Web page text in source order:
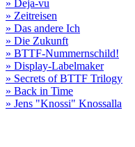
» Deja-vu
» Zeitreisen
» Das andere Ich
» Die Zukunft
» BTTF-Nummernschild!
» Display-Labelmaker
» Secrets of BTTF Trilogy
» Back in Time
» Jens "Knossi" Knossalla